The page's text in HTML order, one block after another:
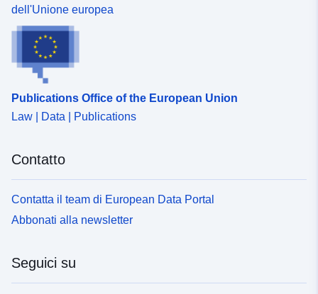
uriRef:
http://data.europa.eu/88u/dataset/
Tipo:
http://inspire.ec.europa.eu/
codelist/ResourceType/services
dell'Unione europea
Publications Office of the European Union
Law | Data | Publications
Contatto
Contatta il team di European Data Portal
Abbonati alla newsletter
Seguici su